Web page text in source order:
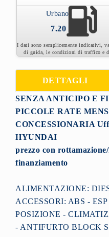
Urbano:
7.20
I dati sono semplicemente indicativi,
di guida, le condizioni di traffico e
DETTAGLI
SENZA ANTICIPO E
PICCOLE RATE
CONCESSIONARIA
HYUNDAI
prezzo con
finanziamento
ALIMENTAZIONE:
ACCESSORI: ABS -
POSIZIONE -
- ANTIFURTO BLOCK